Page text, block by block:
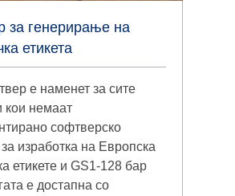
за генерирање на
етикета
е наменет за сите
кои немаат
софтверско
изработка на Европска
етикете и GS1-128 бар
е достапна со